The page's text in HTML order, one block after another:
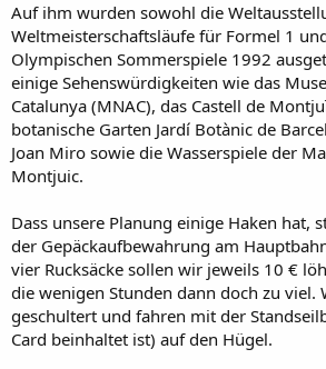
Auf ihm wurden sowohl die
Weltmeisterschaftsläufe für Formel 1
Olympischen Sommerspiele 1992
einige Sehenswürdigkeiten wie das
Catalunya (MNAC), das Castell de
botanische Garten Jardí Botànic de
Joan Miro sowie die Wasserspiele der
Montjuic.
Dass unsere Planung einige Haken hat,
der Gepäckaufbewahrung am
vier Rucksäcke sollen wir jeweils 10 €
die wenigen Stunden dann doch zu viel.
geschultert und fahren mit der
Card beinhaltet ist) auf den Hügel.